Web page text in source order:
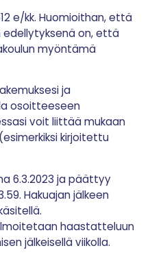
e/kk. Huomioithan, että
edellytyksenä on, että
myöntämä
ja
osoitteeseen
voit liittää mukaan
kirjoitettu
6.3.2023 ja päättyy
Hakuajan jälkeen
haastatteluun
jälkeisellä viikolla.